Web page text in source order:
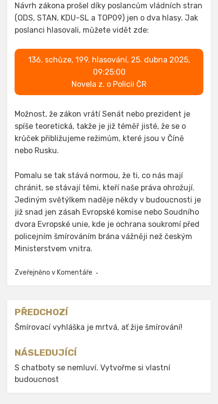
Návrh zákona prošel díky poslancům vládních stran
(ODS, STAN, KDU-SL a TOP09) jen o dva hlasy. Jak
poslanci hlasovali, můžete vidět zde:
136. schůze, 199. hlasování, 25. dubna 2025,
09:25:00
Novela z. o Policii ČR
Možnost, že zákon vrátí Senát nebo prezident je
spíše teoretická, takže je již téměř jisté, že se o
krůček přibližujeme režimům, které jsou v Číně
nebo Rusku.
Pomalu se tak stává normou, že ti, co nás mají
chránit, se stávají těmi, kteří naše práva ohrožují.
Jediným světýlkem naděje někdy v budoucnosti je
již snad jen zásah Evropské komise nebo Soudního
dvora Evropské unie, kde je ochrana soukromí před
policejním šmírováním brána vážněji než českým
Ministerstvem vnitra.
Zveřejněno v Komentáře
Navigace
pro
příspěvek
PŘEDCHOZÍ
Šmírovací vyhláška je mrtvá, ať žije šmírování!
NÁSLEDUJÍCÍ
S chatboty se nemluví. Vytvořme si vlastní
budoucnost